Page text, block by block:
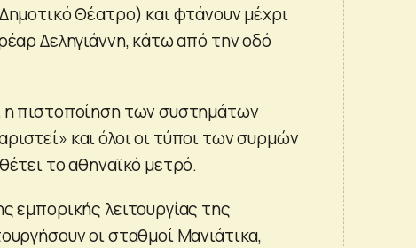
Θέατρο) και φτάνουν μέχρι
Δεληγιάννη, κάτω από την οδό
η πιστοποίηση των συστημάτων
και όλοι οι τύποι των συρμών
το αθηναϊκό μετρό.
εμπορικής λειτουργίας της
οι σταθμοί Μανιάτικα,